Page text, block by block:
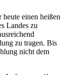
einen heißen
Landes zu
zu tragen. Bis
nicht dem